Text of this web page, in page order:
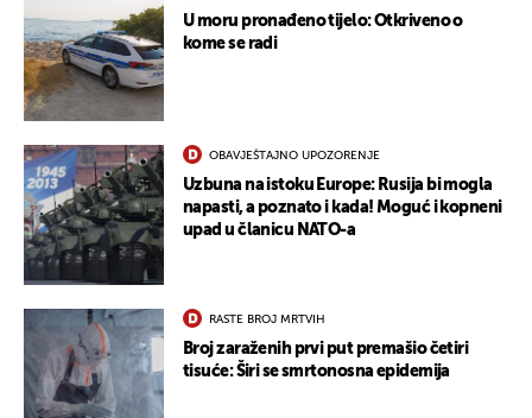
U moru pronađeno tijelo: Otkriveno o
kome se radi
OBAVJEŠTAJNO UPOZORENJE
Uzbuna na istoku Europe: Rusija bi mogla
napasti, a poznato i kada! Moguć i kopneni
upad u članicu NATO-a
RASTE BROJ MRTVIH
Broj zaraženih prvi put premašio četiri
tisuće: Širi se smrtonosna epidemija